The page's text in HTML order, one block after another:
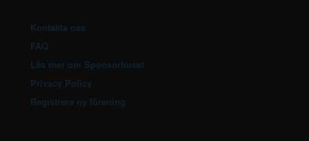
Kontakta oss
FAQ
Läs mer om Sponsorhuset
Privacy Policy
Registrera ny förening